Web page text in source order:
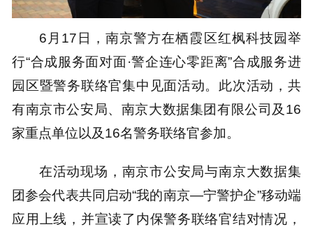
6月17日，南京警方在栖霞区红枫科技园举
行“合成服务面对面·警企连心零距离”合成服务进
园区暨警务联络官集中见面活动。此次活动，共
有南京市公安局、南京大数据集团有限公司及16
家重点单位以及16名警务联络官参加。
在活动现场，南京市公安局与南京大数据集
团参会代表共同启动“我的南京—宁警护企”移动端
应用上线，并宣读了内保警务联络官结对情况，